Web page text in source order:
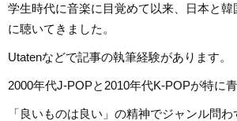
学生時代に音楽に目覚めて以来、日本と
に聴いてきました。
Utatenなどで記事の執筆経験があります。
2000年代J-POPと2010年代K-POPが特に青
「良いものは良い」の精神でジャンル問わ